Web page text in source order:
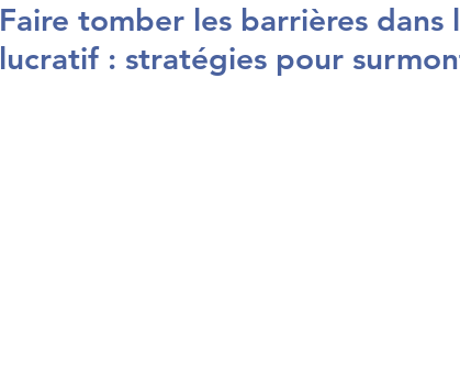
Faire tomber les barrières dans
lucratif : stratégies pour